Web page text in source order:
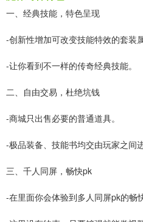
一、经典技能，特色呈现
-创新性增加可改变技能特效的套装属
-让你看到不一样的传奇经典技能。
二、自由交易，杜绝坑钱
-商城只出售必要的普通道具。
-极品装备、技能书均交由玩家之间
三、千人同屏，畅快pk
-在里面你会体验到多人同屏pk的畅快